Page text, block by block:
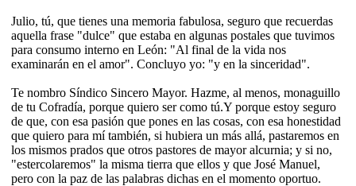
Julio, tú, que tienes una memoria fabulosa, seguro que recuerdas
aquella frase "dulce" que estaba en algunas postales que tuvimos
para consumo interno en León: "Al final de la vida nos
examinarán en el amor". Concluyo yo: "y en la sinceridad".
Te nombro Síndico Sincero Mayor. Hazme, al menos, monaguillo
de tu Cofradía, porque quiero ser como tú.Y porque estoy seguro
de que, con esa pasión que pones en las cosas, con esa honestidad
que quiero para mí también, si hubiera un más allá, pastaremos en
los mismos prados que otros pastores de mayor alcurnia; y si no,
"estercolaremos" la misma tierra que ellos y que José Manuel,
pero con la paz de las palabras dichas en el momento oportuo.